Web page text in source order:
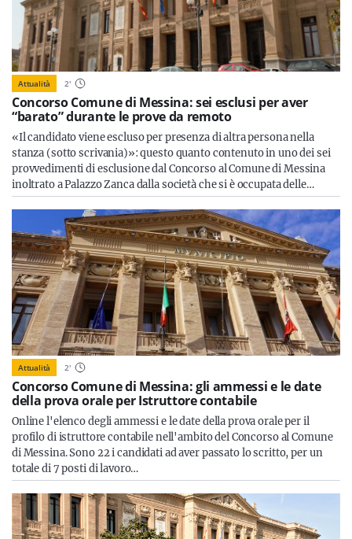
Attualità 2'
Concorso Comune di Messina: sei esclusi per aver
“barato” durante le prove da remoto
«Il candidato viene escluso per presenza di altra persona nella
stanza (sotto scrivania)»: questo quanto contenuto in uno dei sei
provvedimenti di esclusione dal Concorso al Comune di Messina
inoltrato a Palazzo Zanca dalla società che si è occupata delle…
Attualità 2'
Concorso Comune di Messina: gli ammessi e le date
della prova orale per Istruttore contabile
Online l'elenco degli ammessi e le date della prova orale per il
profilo di istruttore contabile nell'ambito del Concorso al Comune
di Messina. Sono 22 i candidati ad aver passato lo scritto, per un
totale di 7 posti di lavoro…